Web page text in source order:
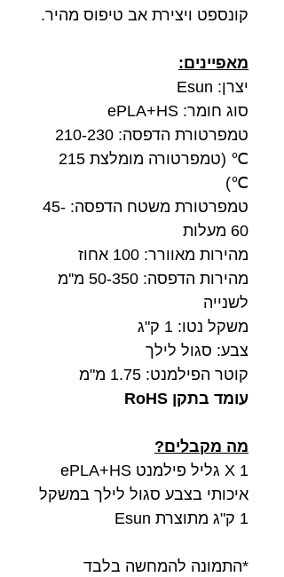
קונספט ויצירת אב טיפוס מהיר.
מאפיינים:
יצרן: Esun
סוג חומר: ePLA+HS
טמפרטורת הדפסה: 210-230
℃ (טמפרטורה מומלצת 215
℃)
טמפרטורת משטח הדפסה: 45-
60 מעלות
מהירות מאוורר: 100 אחוז
מהירות הדפסה: 50-350 מ''מ
לשנייה
משקל נטו: 1 ק"ג
צבע: סגול לילך
קוטר הפילמנט: 1.75 מ"מ
עומד בתקן RoHS
מה מקבלים?
1 X גליל פילמנט ePLA+HS
איכותי בצבע סגול לילך במשקל
1 ק"ג מתוצרת Esun
*התמונה להמחשה בלבד